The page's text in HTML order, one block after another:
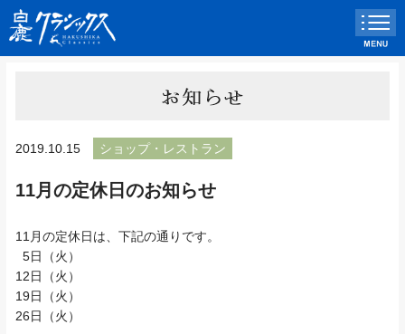
2019.10.15 ショップ・レストラン
11月の定休日のお知らせ
11月の定休日は、下記の通りです。
5日（火）
12日（火）
19日（火）
26日（火）